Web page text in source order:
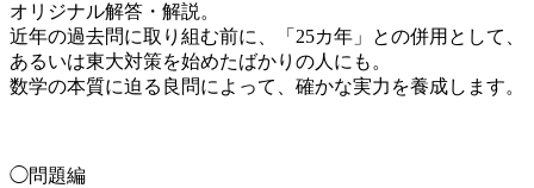
オリジナル解答・解説。
近年の過去問に取り組む前に、「25カ年」との併用として、
あるいは東大対策を始めたばかりの人にも。
数学の本質に迫る良問によって、確かな実力を養成します。
◯問題編